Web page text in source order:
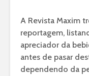
A Revista Maxim
reportagem,
apreciador da
antes de pasar
dependendo da